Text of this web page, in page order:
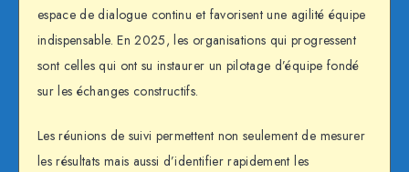
espace de dialogue continu et favorisent une agilité équipe
indispensable. En 2025, les organisations qui progressent
sont celles qui ont su instaurer un pilotage d’équipe fondé
sur les échanges constructifs.
Les réunions de suivi permettent non seulement de mesurer
les résultats mais aussi d’identifier rapidement les